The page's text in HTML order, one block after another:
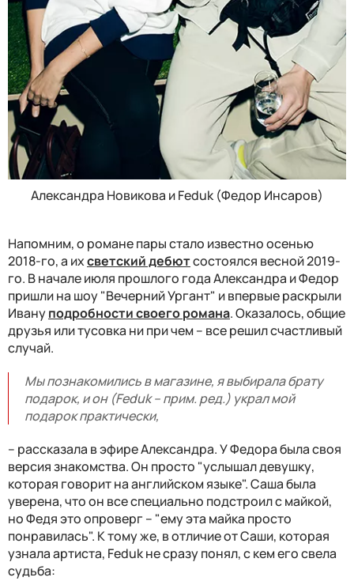
Александра Новикова и Feduk (Федор Инсаров)
Напомним, о романе парыстало известно осенью
2018-го, а ихсветский дебютсостоялся весной 2019-
го. В начале июля прошлого года Александра и Федор
пришли на шоу "Вечерний Ургант" и впервые раскрыли
Ивануподробности своего романа.Оказалось, общие
друзья или тусовка ни при чем – все решил счастливый
случай.
Мы познакомились в магазине, я выбирала брату
подарок, и он (Feduk – прим. ред.) украл мой
подарок практически,
– рассказала в эфире Александра. У Федора была своя
версия знакомства. Он просто "услышал девушку,
которая говорит на английском языке". Саша была
уверена, что он все специально подстроил с майкой,
но Федя это опроверг – "ему эта майка просто
понравилась". К тому же, в отличие от Саши, которая
узнала артиста, Feduk не сразу понял, с кем его свела
судьба: